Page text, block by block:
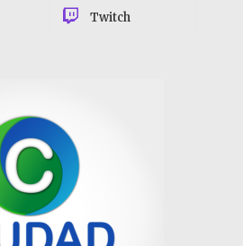
Twitch